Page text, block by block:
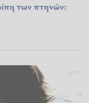
των πτηνών: